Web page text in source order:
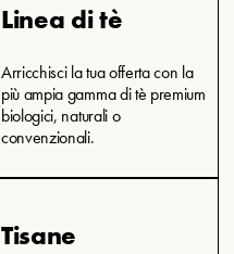
Linea di tè
Arricchisci la tua offerta con la
più ampia gamma di tè premium
biologici, naturali o
convenzionali.
Tisane